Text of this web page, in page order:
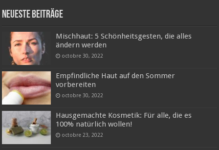
Neueste Beiträge
Mischhaut: 5 Schönheitsgesten, die alles
ändern werden
octobre 30, 2022
Empfindliche Haut auf den Sommer
vorbereiten
octobre 30, 2022
Hausgemachte Kosmetik: Für alle, die es
100% natürlich wollen!
octobre 23, 2022